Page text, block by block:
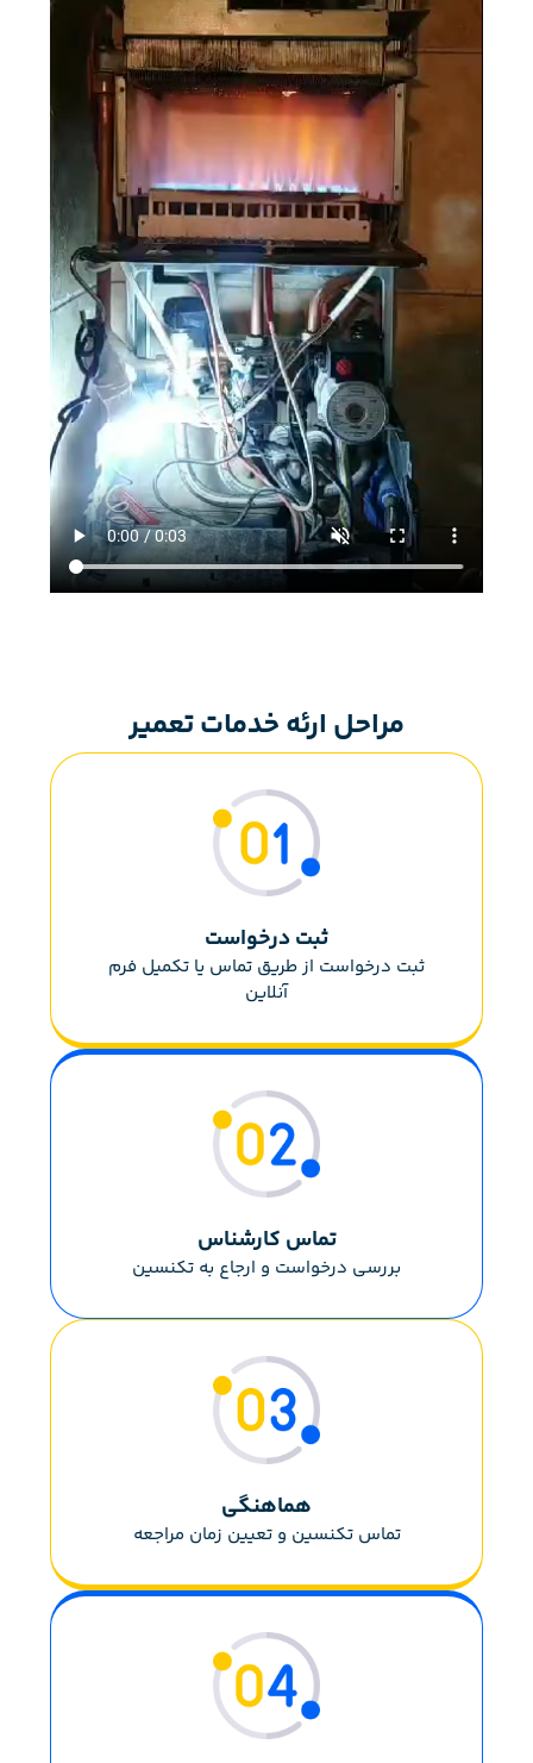
مراحل ارئه خدمات تعمیر
ثبت درخواست
ثبت درخواست از طریق تماس یا تکمیل فرم
آنلاین
تماس کارشناس
بررسی درخواست و ارجاع به تکنسین
هماهنگی
تماس تکنسین و تعیین زمان مراجعه